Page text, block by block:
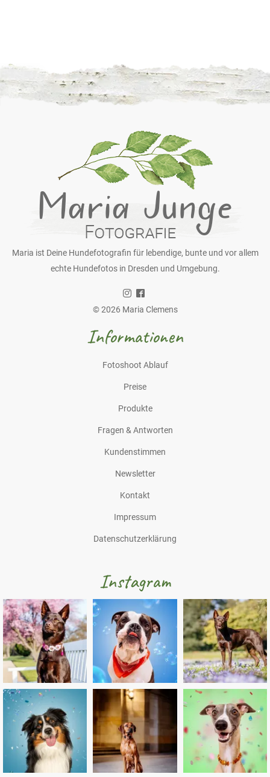
Maria ist Deine Hundefotografin für lebendige, bunte und vor allem
echte Hundefotos in Dresden und Umgebung.
© 2026 Maria Clemens
Informationen
Fotoshoot Ablauf
Preise
Produkte
Fragen & Antworten
Kundenstimmen
Newsletter
Kontakt
Impressum
Datenschutzerklärung
Instagram